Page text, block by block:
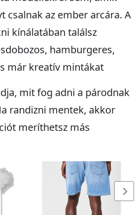
csalnak az ember arcára. A
kínálatában találsz
hamburgeres,
már kreatív mintákat
mit fog adni a párodnak
randizni mentek, akkor
meríthetsz más